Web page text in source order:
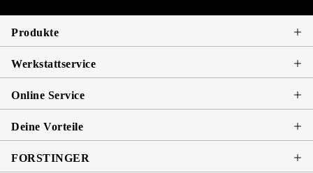
Produkte
Werkstattservice
Online Service
Deine Vorteile
FORSTINGER